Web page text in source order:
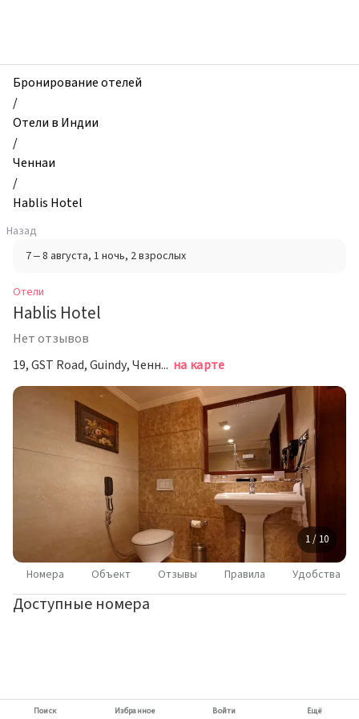
Hablis
Hotel,
Ченнаи,
Индия
Бронирование отелей
/
Отели в Индии
/
Ченнаи
/
Hablis Hotel
Назад
7 – 8 августа, 1 ночь, 2 взрослых
Отели
Hablis Hotel
Нет отзывов
19, GST Road, Guindy, Ченнаи на карте
1 / 10
Номера Объект Отзывы Правила Удобства
Доступные номера
Поиск Избранное Войти Ещё